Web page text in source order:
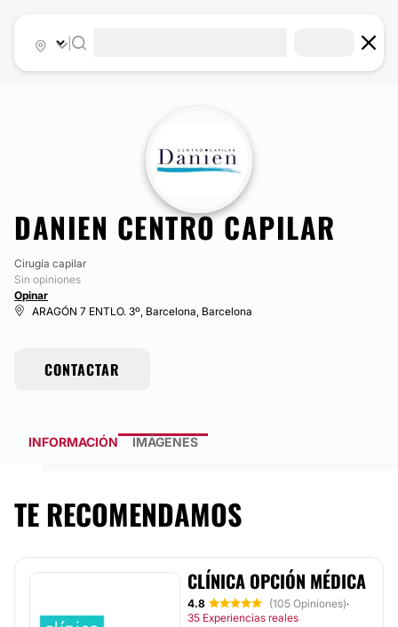
DANIEN CENTRO CAPILAR
Cirugía capilar
Sin opiniones
Opinar
ARAGÓN 7 ENTLO. 3º, Barcelona, Barcelona
CONTACTAR
INFORMACIÓN IMÁGENES
TE RECOMENDAMOS
CLÍNICA OPCIÓN MÉDICA
4.8 (105 Opiniones)·
35 Experiencias reales